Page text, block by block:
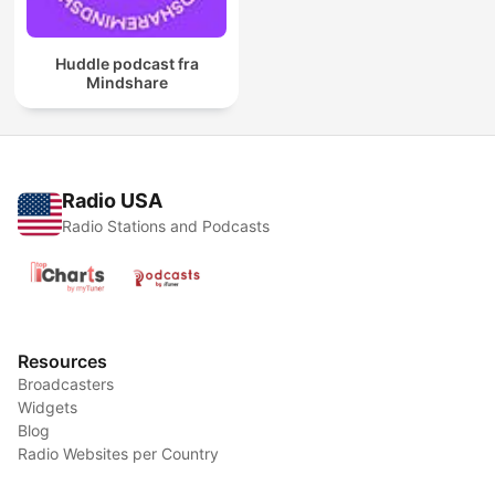
Huddle podcast fra
Mindshare
Radio USA
Radio Stations and Podcasts
Resources
Broadcasters
Widgets
Blog
Radio Websites per Country